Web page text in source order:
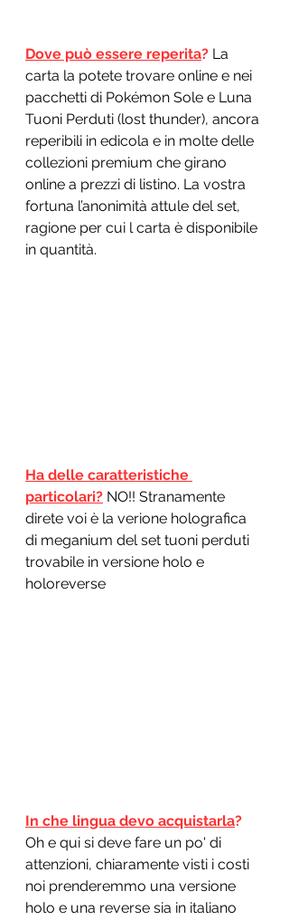
Dove può essere reperita? La
carta la potete trovare online e nei
pacchetti di Pokémon Sole e Luna
Tuoni Perduti (lost thunder), ancora
reperibili in edicola e in molte delle
collezioni premium che girano
online a prezzi di listino. La vostra
fortuna l’anonimità attule del set,
ragione per cui l carta è disponibile
in quantità.
Ha delle caratteristiche
particolari? NO!! Stranamente
direte voi è la verione holografica
di meganium del set tuoni perduti
trovabile in versione holo e
holoreverse
In che lingua devo acquistarla?
Oh e qui si deve fare un po' di
attenzioni, chiaramente visti i costi
noi prenderemmo una versione
holo e una reverse sia in italiano